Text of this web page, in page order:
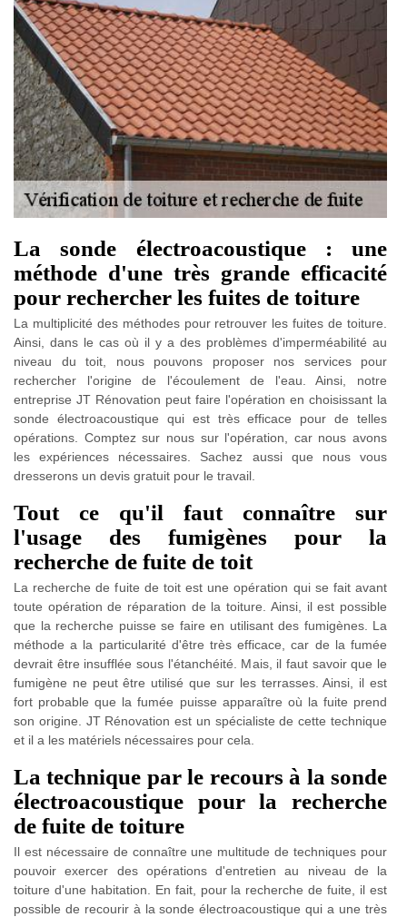
La sonde électroacoustique : une
méthode d'une très grande efficacité
pour rechercher les fuites de toiture
La multiplicité des méthodes pour retrouver les fuites de toiture.
Ainsi, dans le cas où il y a des problèmes d'imperméabilité au
niveau du toit, nous pouvons proposer nos services pour
rechercher l'origine de l'écoulement de l'eau. Ainsi, notre
entreprise JT Rénovation peut faire l'opération en choisissant la
sonde électroacoustique qui est très efficace pour de telles
opérations. Comptez sur nous sur l'opération, car nous avons
les expériences nécessaires. Sachez aussi que nous vous
dresserons un devis gratuit pour le travail.
Tout ce qu'il faut connaître sur
l'usage des fumigènes pour la
recherche de fuite de toit
La recherche de fuite de toit est une opération qui se fait avant
toute opération de réparation de la toiture. Ainsi, il est possible
que la recherche puisse se faire en utilisant des fumigènes. La
méthode a la particularité d'être très efficace, car de la fumée
devrait être insufflée sous l'étanchéité. Mais, il faut savoir que le
fumigène ne peut être utilisé que sur les terrasses. Ainsi, il est
fort probable que la fumée puisse apparaître où la fuite prend
son origine. JT Rénovation est un spécialiste de cette technique
et il a les matériels nécessaires pour cela.
La technique par le recours à la sonde
électroacoustique pour la recherche
de fuite de toiture
Il est nécessaire de connaître une multitude de techniques pour
pouvoir exercer des opérations d'entretien au niveau de la
toiture d'une habitation. En fait, pour la recherche de fuite, il est
possible de recourir à la sonde électroacoustique qui a une très